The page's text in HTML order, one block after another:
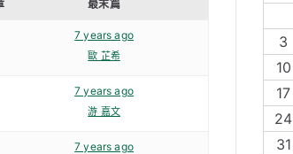
最末篇
7 years ago
歐 芷希
7 years ago
游 嘉文
7 years ago
3
10
17
24
31